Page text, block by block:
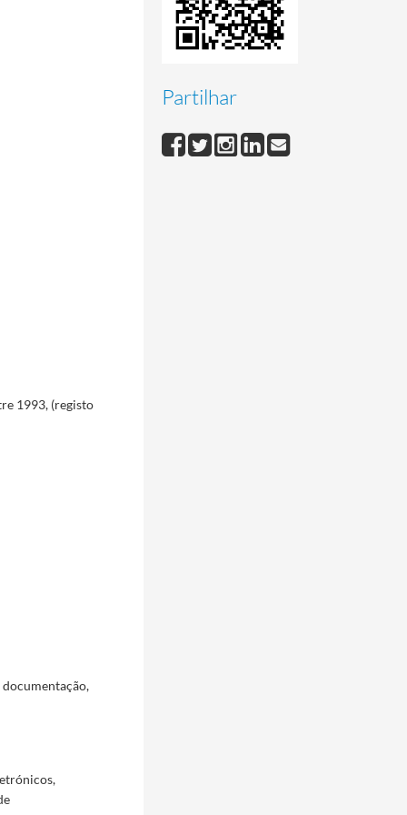
Partilhar
1993, (registo